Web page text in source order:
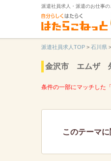
派遣社員求人・派遣のお仕事の
派遣社員求人TOP > 石川県 >
金沢市 エムザ
条件の一部にマッチした
このテーマ